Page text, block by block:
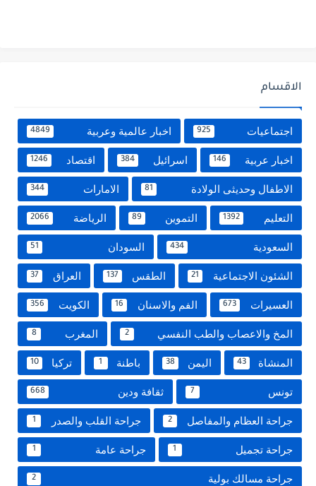
الاقسام
اجتماعيات 925 اخبار عالمية وعربية 4849
اخبار عربية 146 اسرائيل 384 اقتصاد 1246
الاطفال وحديثى الولادة 81 الامارات 344
التعليم 1392 التموين 89 الرياضة 2066
السعودية 434 السودان 51
الشئون الاجتماعية 21 الطقس 137 العراق 37
العسيرات 673 الفم والاسنان 16 الكويت 356
المخ والاعصاب والطب النفسي 2 المغرب 8
المنشاة 43 اليمن 38 باطنة 1 تركيا 10
تونس 7 ثقافة ودين 668
جراحة العظام والمفاصل 2 جراحة القلب والصدر 1
جراحة تجميل 1 جراحة عامة 1
جراحة مسالك بولية 2